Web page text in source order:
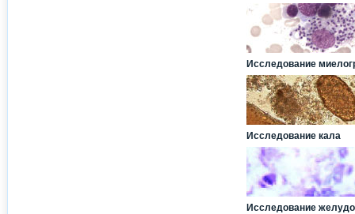
Исследование
Исследование кала
Исследование